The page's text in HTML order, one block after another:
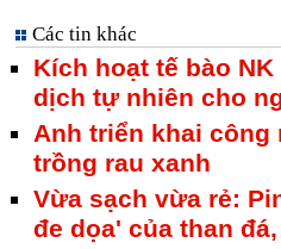
Các tin khác
Kích hoạt tế bào
dịch tự nhiên cho
Anh triển khai công
trồng rau xanh
Vừa sạch vừa rẻ:
đe dọa' của than